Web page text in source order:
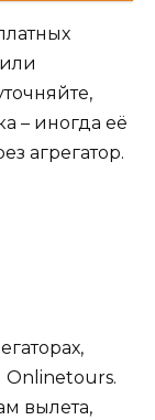
– иногда её
агрегатор.
Onlinetours.
вылета,